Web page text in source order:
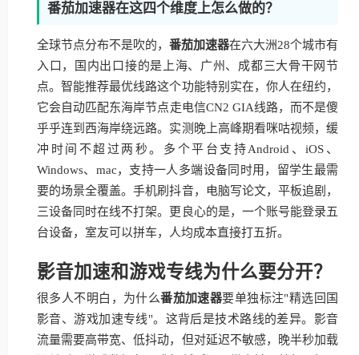
番茄加速器在这四个维度上怎么做的？
全球节点分布不是吹的， 番茄加速器在六大洲28个城市有
入口，国内出口接的是上海、广州、成都三大骨干网节
点。智能推荐最优线路这个功能特别实在，你人在纽约，
它会自动匹配东海岸节点走电信CN2 GIA线路，而不是傻
乎乎连到西海岸绕远路。实测晚上高峰期看咪咕视频，缓
冲时间不超过两秒。多个平台支持Android、iOS、
Windows、mac，支持一人多端设备同时用，留学生最需
要的场景全覆盖。手机刷抖音，电脑写论文，平板追剧，
三设备同时在线不打架。更良心的是，一个账号能登录五
台设备，室友可以拼车，人均成本直接打五折。
影音加速和游戏专线为什么要分开？
很多人不明白，为什么番茄加速器要单独标注"精选回国
影音、游戏加速专线"。这背后是技术路线的差异。影音
流量需要高带宽、低抖动，但对延迟不敏感，晚半秒加载